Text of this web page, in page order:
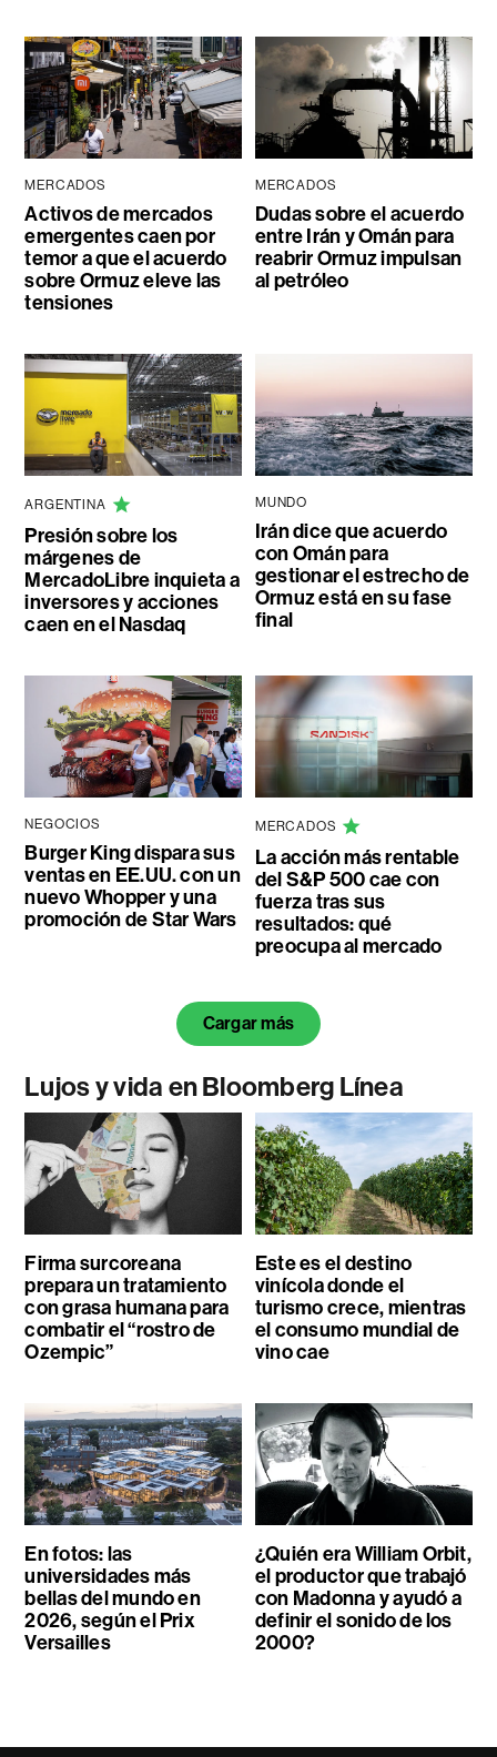
MERCADOS
Activos de mercados
emergentes caen por
temor a que el acuerdo
sobre Ormuz eleve las
tensiones
MERCADOS
Dudas sobre el acuerdo
entre Irán y Omán para
reabrir Ormuz impulsan
al petróleo
ARGENTINA
Presión sobre los
márgenes de
MercadoLibre inquieta a
inversores y acciones
caen en el Nasdaq
MUNDO
Irán dice que acuerdo
con Omán para
gestionar el estrecho de
Ormuz está en su fase
final
NEGOCIOS
Burger King dispara sus
ventas en EE.UU. con un
nuevo Whopper y una
promoción de Star Wars
MERCADOS
La acción más rentable
del S&P 500 cae con
fuerza tras sus
resultados: qué
preocupa al mercado
Cargar más
Lujos y vida en Bloomberg Línea
Firma surcoreana
prepara un tratamiento
con grasa humana para
combatir el “rostro de
Ozempic”
Este es el destino
vinícola donde el
turismo crece, mientras
el consumo mundial de
vino cae
En fotos: las
universidades más
bellas del mundo en
2026, según el Prix
Versailles
¿Quién era William Orbit,
el productor que trabajó
con Madonna y ayudó a
definir el sonido de los
2000?